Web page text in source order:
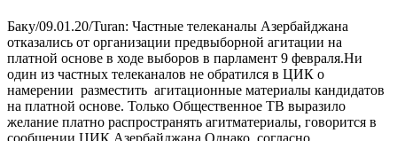
Баку/09.01.20/Turan: Частные телеканалы Азербайджана
отказались от организации предвыборной агитации на
платной основе в ходе выборов в парламент 9 февраля.Ни
один из частных телеканалов не обратился в ЦИК о
намерении разместить агитационные материалы кандидатов
на платной основе. Только Общественное ТВ выразило
желание платно распространять агитматериалы, говорится в
сообщении ЦИК Азербайджана.Однако, согласно